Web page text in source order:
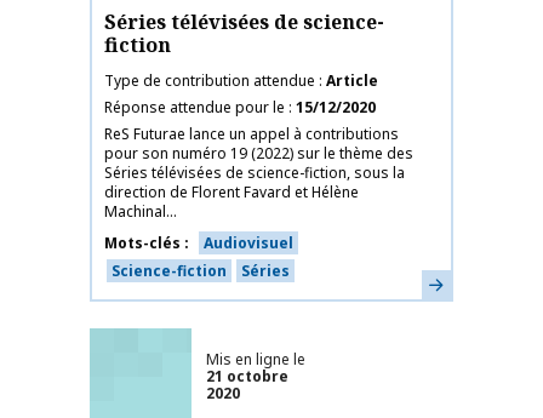
Séries télévisées de science-
fiction
Type de contribution attendue Article
Réponse attendue pour le 15/12/2020
ReS Futurae lance un appel à contributions
pour son numéro 19 (2022) sur le thème des
Séries télévisées de science-fiction, sous la
direction de Florent Favard et Hélène
Machinal...
Mots-clés
Audiovisuel
Science-fiction
Séries En savoir plus
Mis en ligne le
21 octobre
2020